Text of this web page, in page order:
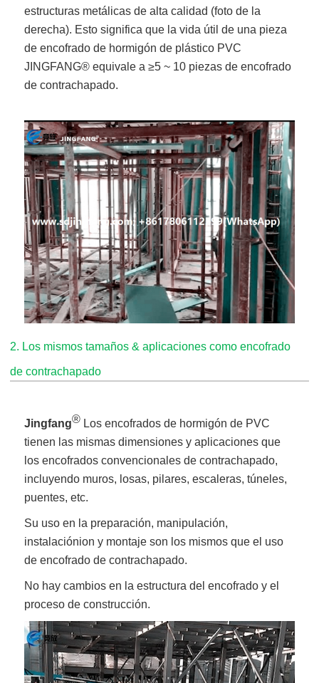
estructuras metálicas de alta calidad (foto de la
derecha). Esto significa que la vida útil de una pieza
de encofrado de hormigón de plástico PVC
JINGFANG® equivale a ≥5 ~ 10 piezas de encofrado
de contrachapado.
2. Los mismos tamaños & aplicaciones como encofrado
de contrachapado
Jingfang® Los encofrados de hormigón de PVC
tienen las mismas dimensiones y aplicaciones que
los encofrados convencionales de contrachapado,
incluyendo muros, losas, pilares, escaleras, túneles,
puentes, etc.
Su uso en la preparación, manipulación,
instalaciónion y montaje son los mismos que el uso
de encofrado de contrachapado.
No hay cambios en la estructura del encofrado y el
proceso de construcción.